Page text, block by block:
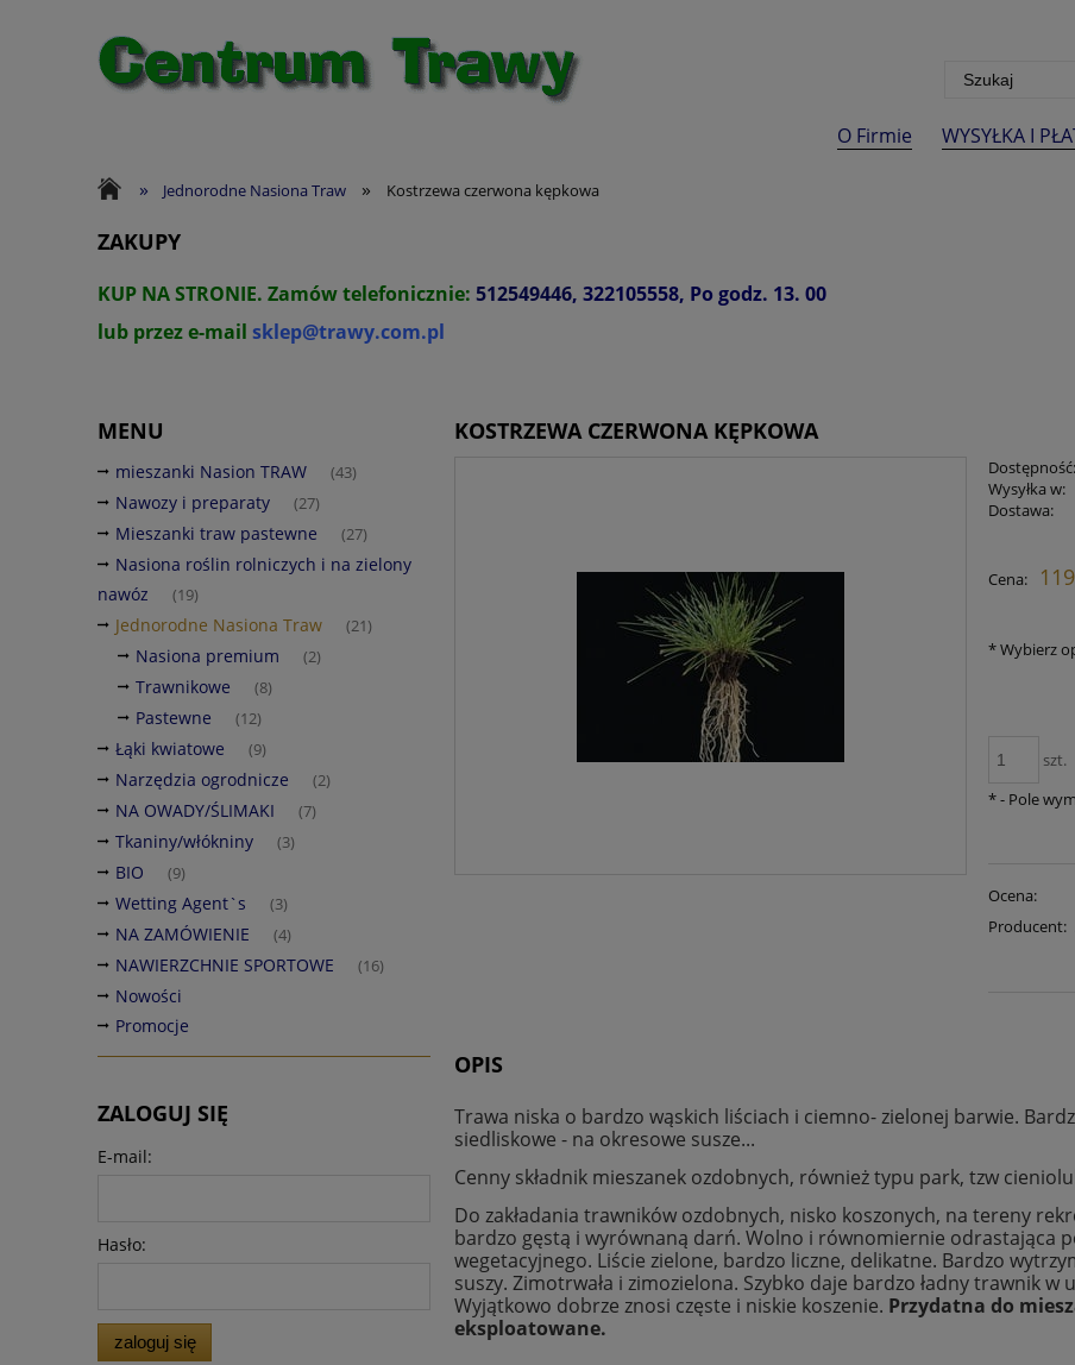
O Firmie WYSYŁKA I
» Jednorodne Nasiona Traw » Kostrzewa czerwona kępkowa
ZAKUPY
KUP NA STRONIE. Zamów telefonicznie: 512549446, 322105558, Po godz. 13. 00
lub przez e-mail sklep@trawy.com.pl
MENU
mieszanki Nasion TRAW (43)
Nawozy i preparaty (27)
Mieszanki traw pastewne (27)
Nasiona roślin rolniczych i na zielony
nawóz
(19)
Jednorodne Nasiona Traw (21)
Nasiona premium (2)
Trawnikowe (8)
Pastewne (12)
Łąki kwiatowe (9)
Narzędzia ogrodnicze (2)
NA OWADY/ŚLIMAKI (7)
Tkaniny/włókniny (3)
BIO (9)
Wetting Agent`s (3)
NA ZAMÓWIENIE (4)
NAWIERZCHNIE SPORTOWE (16)
Nowości
Promocje
ZALOGUJ SIĘ
E-mail:
Hasło:
zaloguj się
KOSTRZEWA CZERWONA KĘPKOWA
Dostępność:
Wysyłka w:
Dostawa:
Cena:
*Wybierz
szt.
*- Pole
Ocena:
Producent:
OPIS
Trawa niska o bardzo wąskich liściach i ciemno- zielonej barwie.
siedliskowe - na okresowe susze...
Cenny składnik mieszanek ozdobnych, również typu park, tzw
Do zakładania trawników ozdobnych, nisko koszonych, na tereny
bardzo gęstą i wyrównaną darń. Wolno i równomiernie odrastająca
wegetacyjnego. Liście zielone, bardzo liczne, delikatne. Bardzo
suszy. Zimotrwała i zimozielona. Szybko daje bardzo ładny trawnik
Wyjątkowo dobrze znosi częste i niskie koszenie. Przydatna do
eksploatowane.